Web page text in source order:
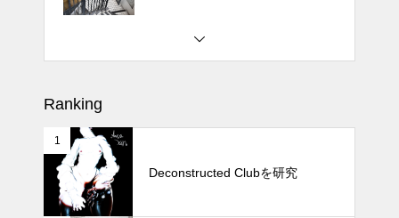
oyamaでメンテナンス 2026
Ranking
1
Deconstructed Clubを研究